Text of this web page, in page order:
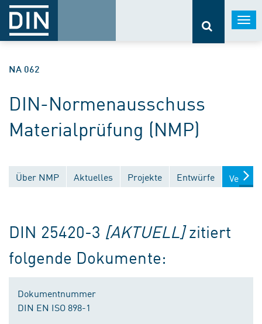
NA 062
DIN-Normenausschuss
Materialprüfung (NMP)
Über NMP Aktuelles Projekte Entwürfe
DIN 25420-3 [AKTUELL] zitiert
folgende Dokumente:
Dokumentnummer
DIN EN ISO 898-1